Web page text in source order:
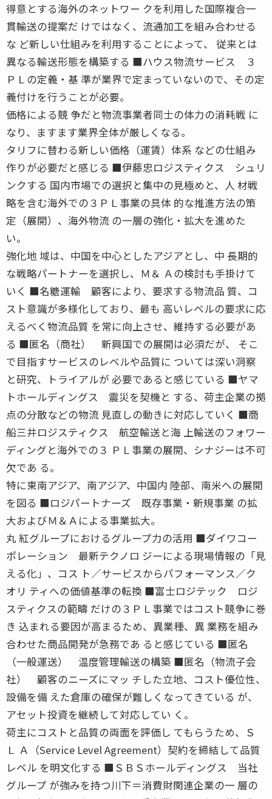
得意とする海外のネットワー クを利用した国際複合一
貫輸送の提案だ けではなく、流通加工を組み合わせる
な ど新しい仕組みを利用することによって、 従来とは
異なる輸送形態を構築する ■ハウス物流サービス ３
ＰＬの定義・基 準が業界で定まっていないので、その定
義付けを行うことが必要。
価格による競 争だと物流事業者同士の体力の消耗戦 に
なり、ますます業界全体が厳しくなる。
タリフに替わる新しい価格（運賃）体系 などの仕組み
作りが必要だと感じる ■伊藤忠ロジスティクス シュリ
ンクする 国内市場での選択と集中の見極めと、人 材戦
略を含む海外での３ＰＬ事業の具体 的な推進方法の策
定（展開）、海外物流 の一層の強化・拡大を進めた
い。
強化地 域は、中国を中心としたアジアとし、中 長期的
な戦略パートナーを選択し、Ｍ＆ Ａの検討も手掛けて
いく ■名糖運輸 顧客により、要求する物流品 質、コ
スト意識が多様化しており、最も 高いレベルの要求に応
えるべく物流品質 を常に向上させ、維持する必要があ
る ■匿名（商社） 新興国での展開は必須だが、 そこ
で目指すサービスのレベルや品質に ついては深い洞察
と研究、トライアルが 必要であると感じている ■ヤマ
トホールディングス 震災を契機と する、荷主企業の拠
点の分散などの物流 見直しの動きに対応していく ■商
船三井ロジスティクス 航空輸送と海 上輸送のフォワー
ディングと海外での３ ＰＬ事業の展開、シナジーは不可
欠であ る。
特に東南アジア、南アジア、中国内 陸部、南米への展開
を図る ■ロジパートナーズ 既存事業・新規事業 の拡
大およびＭ＆Ａによる事業拡大。
丸 紅グループにおけるグループ力の活用 ■ダイワコー
ポレーション 最新テクノロ ジーによる現場情報の「見
える化」、コス ト／サービスからパフォーマンス／ク
オリ ティへの価値基準の転換 ■富士ロジテック ロジ
スティクスの範疇 だけの３ＰＬ事業ではコスト競争に巻
き 込まれる要因が高まるため、異業種、異 業務を組み
合わせた商品開発が急務であ ると感じている ■匿名
（一般運送） 温度管理輸送の構築 ■匿名（物流子会
社） 顧客のニーズにマッ チした立地、コスト優位性、
設備を備 えた倉庫の確保が難しくなってきている が、
アセット投資を継続して対応してい く。
荷主にコストと品質の両面を評価し てもらうため、Ｓ
Ｌ Ａ（Service Level Agreement）契約を締結して品質
レベル を明文化する ■ＳＢＳホールディングス 当社
グループ が強みを持つ川下＝消費財関連企業の一 層の